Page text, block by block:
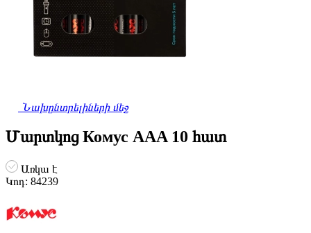
Նախընտրելիների մեջ
Մարտկոց Комус AAA 10 հատ
Առկա է
Կոդ: 84239